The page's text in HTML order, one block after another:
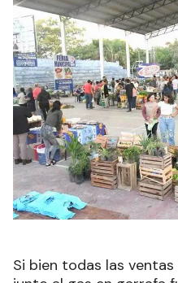
Si bien todas las